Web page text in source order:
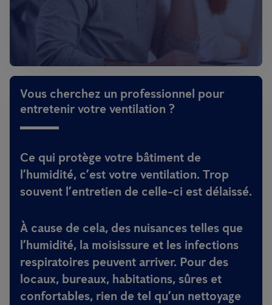
Vous cherchez un professionnel pour
entretenir votre ventilation ?
Ce qui protège votre bâtiment de
l’humidité, c’est votre ventilation. Trop
souvent l’entretien de celle-ci est délaissé.
À cause de cela, des nuisances telles que
l’humidité, la moisissure et les infections
respiratoires peuvent arriver. Pour des
locaux, bureaux, habitations, sûres et
confortables, rien de tel qu’un nettoyage